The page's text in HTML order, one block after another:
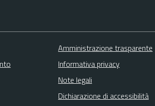
Amministrazione trasparente
Informativa privacy
Note legali
Dichiarazione di accessibilità